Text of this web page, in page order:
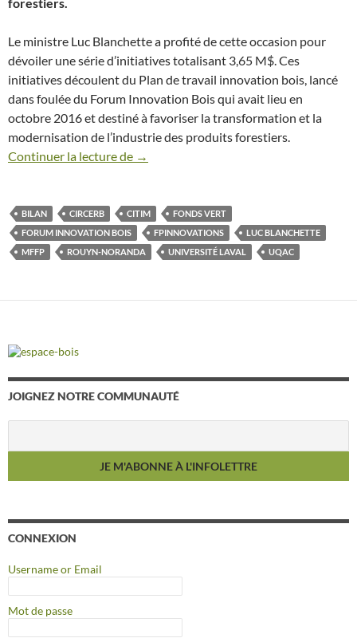
Le ministre Luc Blanchettea profité de cette occasion pour
dévoiler une série d’initiatives totalisant 3,65 M$. Ces
initiatives découlent du Plan de travail innovation bois, lancé
dans foulée du Forum Innovation Bois qui avait lieu en
octobre 2016 etdestiné à favoriser la transformation et la
modernisation de l’industrie des produits forestiers.
Continuer la lecture de Bilan du Forum Innovation Bois :
→
BILAN CIRCERB CITIM
FONDS VERT
FORUM INNOVATION BOIS
FPINNOVATIONS
LUC BLANCHETTE
MFFP
ROUYN-NORANDA UNIVERSITÉ LAVAL UQAC
JOIGNEZ NOTRE COMMUNAUTÉ
CONNEXION
Username or Email
Mot de passe